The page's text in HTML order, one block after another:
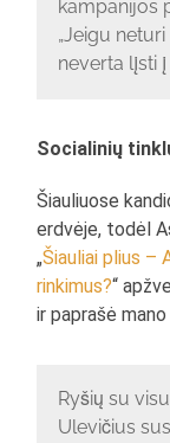
kampanijos
„Jeigu
neverta lįsti į
Socialinių
Šiauliuose
erdvėje, todėl
„Šiauliai plius –
rinkimus?“
ir paprašė
Ryšių su
Ulevičius